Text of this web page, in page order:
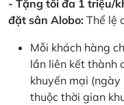
- Tặng tối đa 1 triệu/
đặt sân Alobo: Thể lệ
Mỗi khách hàng
lần liên kết thành
khuyến mại
thuộc thời gian